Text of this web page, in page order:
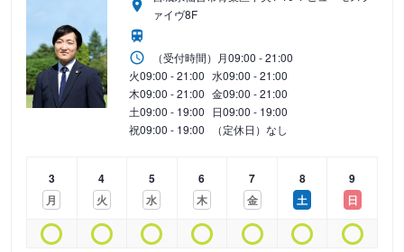
ァイヴ8F
（受付時間） 月09:00 - 21:00
火09:00 - 21:00 水09:00 - 21:00
木09:00 - 21:00 金09:00 - 21:00
土09:00 - 19:00 日09:00 - 19:00
祝09:00 - 19:00 （定休日）なし
3
月
4
火
5
水
6
木
7
金
8
土
9
日